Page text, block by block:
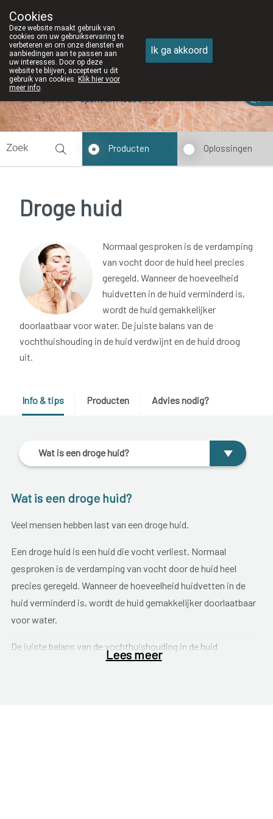
050/82 28 83
Nu gesloten opent om 13u30
Producten Oplossingen
Droge huid
Normaal gesproken is de verdamping
van vocht door de huid heel precies
geregeld. Wanneer de hoeveelheid
huidvetten in de huid verminderd is,
wordt de huid gemakkelijker
doorlaatbaar voor water. De juiste balans van de
vochthuishouding in de huid verdwijnt en de huid droog
uit.
Info & tips Producten Advies nodig?
Wat is een droge huid?
Wat is een droge huid?
Veel mensen hebben last van een droge huid.
Een droge huid is een huid die vocht verliest. Normaal
gesproken is de verdamping van vocht door de huid heel
precies geregeld. Wanneer de hoeveelheid huidvetten in de
huid verminderd is, wordt de huid gemakkelijker doorlaatbaar
voor water.
De juiste balans van de vochthuishouding in de huid
verdwijnt en de huid droog uit. Hierdoor wordt de huid rood,
Lees meer
Cookies
Deze website maakt gebruik van
cookies om uw gebruikservaring te
verbeteren en om onze diensten en
aanbiedingen aan te passen aan
uw interesses. Door op deze
website te blijven, accepteert u dit
gebruik van cookies. Klik hier voor
meer info.
Ik ga akkoord